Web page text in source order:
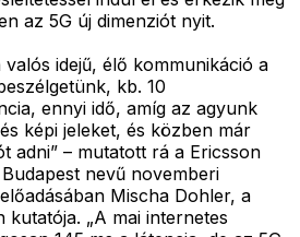
az 5G új dimenziót nyit.
idejű, élő kommunikáció a
kb. 10
ennyi idő, amíg az agyunk
képi jeleket, és közben már
adni” – mutatott rá a Ericsson
nevű novemberi
Mischa Dohler, a
kutatója. „A mai internetes